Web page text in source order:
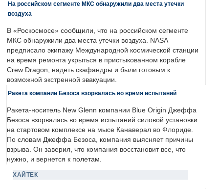
На российском сегменте МКС обнаружили два места утечки
воздуха
В «Роскосмосе» сообщили, что на российском сегменте
МКС обнаружили два места утечки воздуха. NASA
предписало экипажу Международной космической станции
на время ремонта укрыться в пристыкованном корабле
Crew Dragon, надеть скафандры и были готовым к
возможной экстренной эвакуации.
Ракета компании Безоса взорвалась во время испытаний
Ракета-носитель New Glenn компании Blue Origin Джеффа
Безоса взорвалась во время испытаний силовой установки
на стартовом комплексе на мысе Канаверал во Флориде.
По словам Джеффа Безоса, компания выясняет причины
взрыва. Он заверил, что компания восстановит все, что
нужно, и вернется к полетам.
ХАЙТЕК